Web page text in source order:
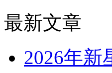
最新文章
2026年新